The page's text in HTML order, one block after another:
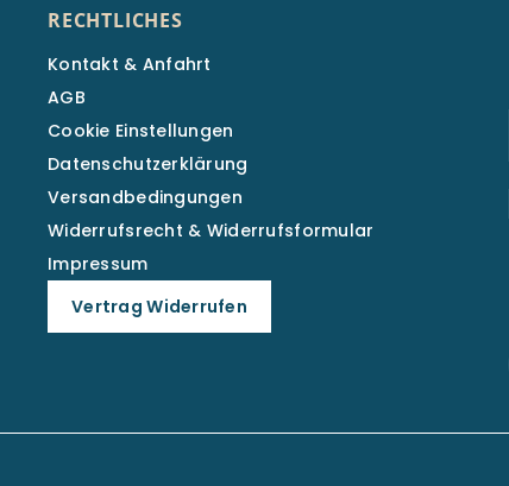
RECHTLICHES
Kontakt & Anfahrt
AGB
Cookie Einstellungen
Datenschutzerklärung
Versandbedingungen
Widerrufsrecht & Widerrufsformular
Impressum
Vertrag Widerrufen